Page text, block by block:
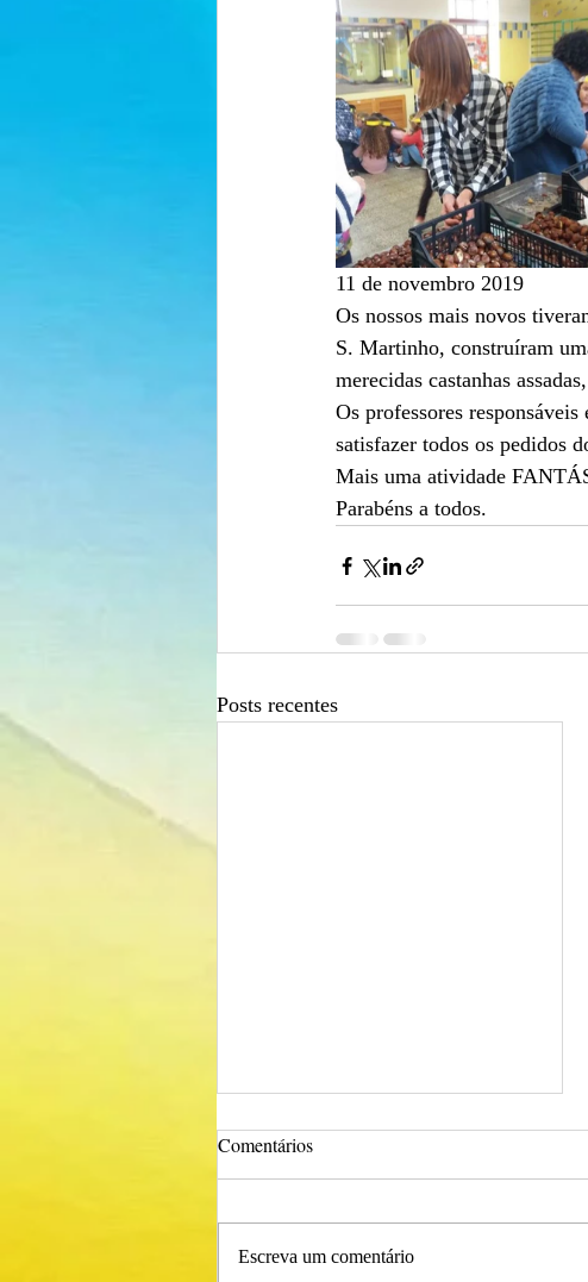
11 de novembro 2019
Os nossos mais novos
S. Martinho, construíram
merecidas castanhas
Os professores
satisfazer todos os pedidos
Mais uma atividade
Parabéns a todos.
Posts recentes
Comentários
Escreva um comentário